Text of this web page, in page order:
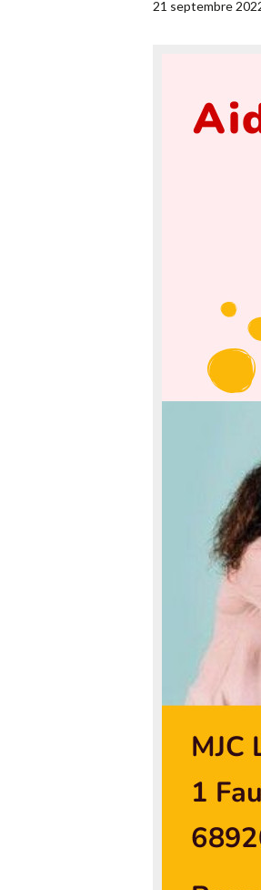
21 septembre